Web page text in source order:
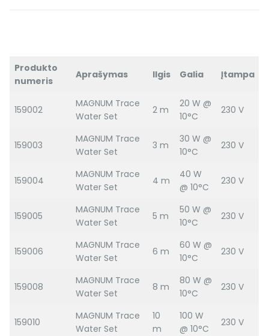
Produkto
numeris
Aprašymas Ilgis Galia Įtampa
159002
MAGNUM Trace
Water Set
2 m
20 W @
10°C
230 V
159003
MAGNUM Trace
Water Set
3 m
30 W @
10°C
230 V
159004
MAGNUM Trace
Water Set
4 m
40 W
@ 10°C
230 V
159005
MAGNUM Trace
Water Set
5 m
50 W @
10°C
230 V
159006
MAGNUM Trace
Water Set
6 m
60 W @
10°C
230 V
159008
MAGNUM Trace
Water Set
8 m
80 W @
10°C
230 V
159010
MAGNUM Trace
Water Set
10
m
100 W
@ 10°C
230 V